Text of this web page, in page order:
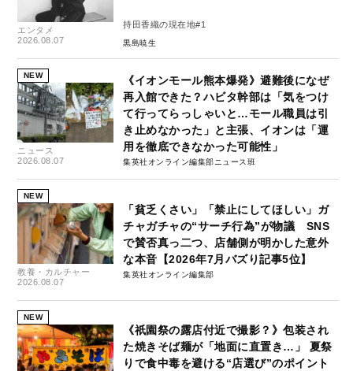
エンタメ
2026.08.07
持田香織の現在地#1
黒島暁生
NEW
ニュース
2026.08.07
《イオンモール熊本爆発》避難後になぜ
再入館できた？ハビタ幹部は「気をつけ
て行ってらっしゃいと…モール職員は引
き止めなかった」と主張、イオンは「運
用を徹底できなかった可能性」
集英社オンライン編集部ニュース班
NEW
教養・カルチャー
2026.08.07
「貧乏くさい」「禁止にしてほしい」ガ
チャガチャの“サーチ行為”が物議 SNS
で賛否真っ二つ、店舗側が明かした意外
な本音【2026年7月バズり記事5位】
集英社オンライン編集部
NEW
《祇園祭の露店付近で撮影？》包装され
た焼きそば麺が「地面に直置き…」 夏祭
りで食中毒を避ける“店選び”のポイント